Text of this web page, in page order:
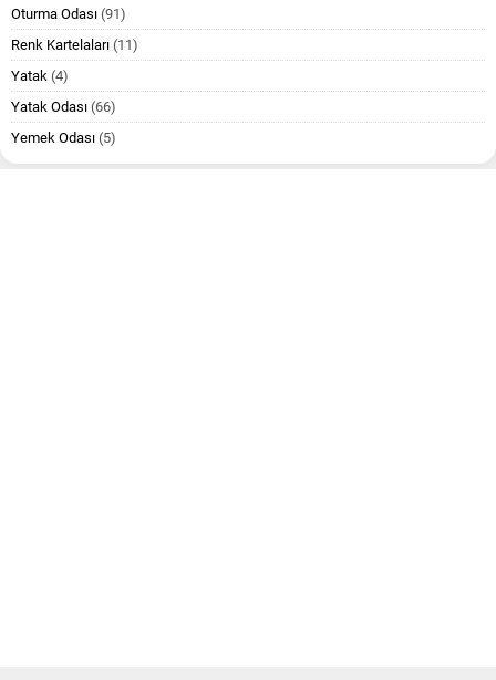
Oturma Odası (91)
Renk Kartelaları (11)
Yatak (4)
Yatak Odası (66)
Yemek Odası (5)